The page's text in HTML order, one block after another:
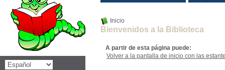
Inicio
Bienvenidos a la Biblioteca
A partir de esta página puede:
Volver a la pantalla de inicio con las